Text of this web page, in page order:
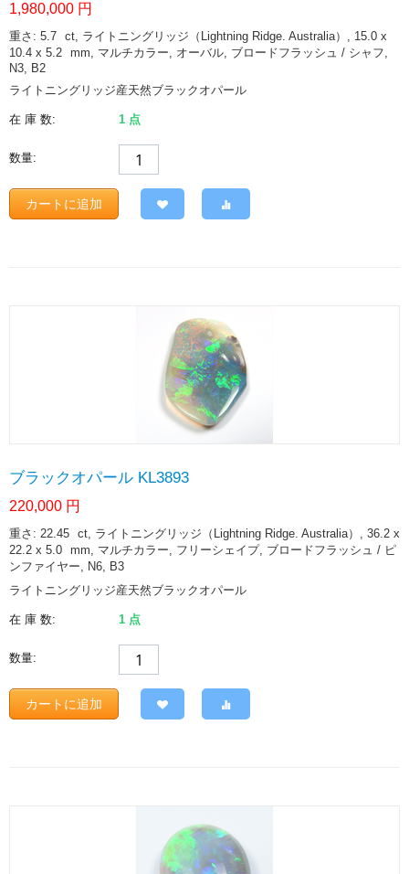
1,980,000 円
重さ: 5.7 ct, ライトニングリッジ（Lightning Ridge. Australia）, 15.0 x
10.4 x 5.2 mm, マルチカラー, オーバル, ブロードフラッシュ / シャフ,
N3, B2
ライトニングリッジ産天然ブラックオパール
在 庫 数: 1 点
数量:
カートに追加
ブラックオパール KL3893
220,000 円
重さ: 22.45 ct, ライトニングリッジ（Lightning Ridge. Australia）, 36.2 x
22.2 x 5.0 mm, マルチカラー, フリーシェイプ, ブロードフラッシュ / ピ
ンファイヤー, N6, B3
ライトニングリッジ産天然ブラックオパール
在 庫 数: 1 点
数量:
カートに追加